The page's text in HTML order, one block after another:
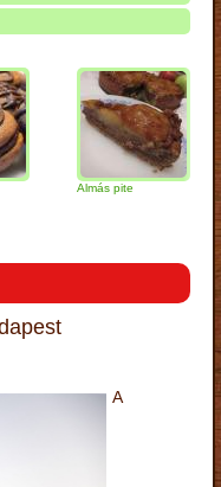
Almás pite
A